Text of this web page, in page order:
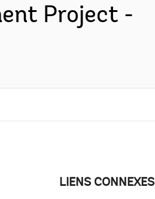
Project -
LIENS CONNEXES